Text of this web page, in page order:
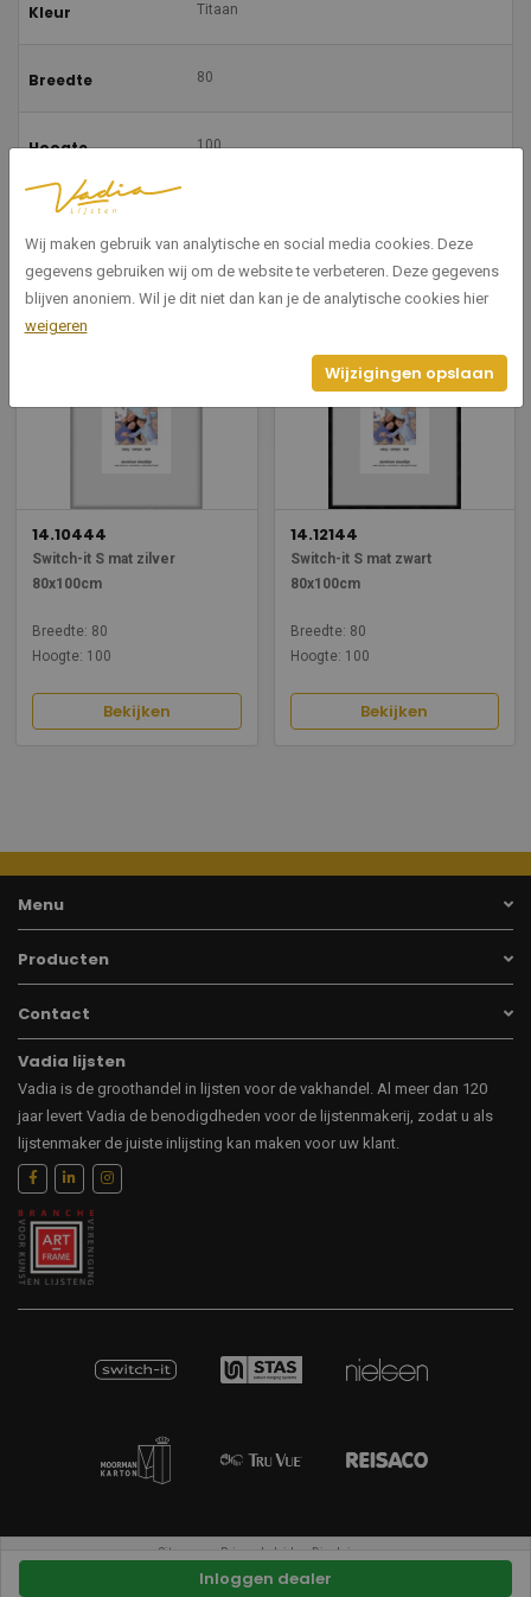
Inloggen dealer
Kleur Titaan
Breedte 80
Hoogte 100
Montage
Gerelateerde producten
14.10444
Switch-it S mat zilver
80x100cm
Breedte: 80
Hoogte: 100
Bekijken
14.12144
Switch-it S mat zwart
80x100cm
Breedte: 80
Hoogte: 100
Bekijken
Menu
Producten
Contact
Vadia lijsten
Vadia is de groothandel in lijsten voor de vakhandel. Al meer dan 120
jaar levert Vadia de benodigdheden voor de lijstenmakerij, zodat u als
lijstenmaker de juiste inlijsting kan maken voor uw klant.
Sitemap Privacybeleid Disclaimer
Wij maken gebruik van analytische en social media cookies. Deze
gegevens gebruiken wij om de website te verbeteren. Deze gegevens
blijven anoniem. Wil je dit niet dan kan je de analytische cookies hier
weigeren
Wijzigingen opslaan